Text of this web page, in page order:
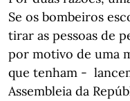
Se os bombeiros
tirar as pessoas de
por motivo de uma
que tenham -
Assembleia da